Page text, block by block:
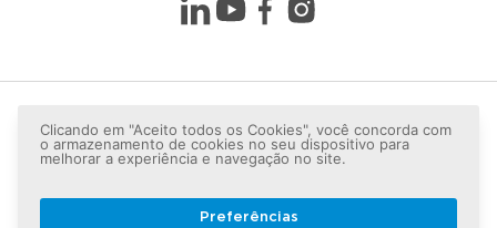
Clicando em "Aceito todos os Cookies", você concorda com
o armazenamento de cookies no seu dispositivo para
melhorar a experiência e navegação no site.
Preferências